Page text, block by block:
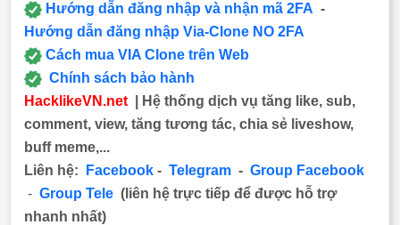
Hướng dẫn đăng nhập và nhận mã 2FA -
Hướng dẫn đăng nhập Via-Clone NO 2FA
Cách mua VIA Clone trên Web
Chính sách bảo hành
HacklikeVN.net | Hệ thống dịch vụ tăng like, sub,
comment, view, tăng tương tác, chia sẻ liveshow,
buff meme,...
Liên hệ:
Facebook - Telegram - Group Facebook
- Group Tele (liên hệ trực tiếp để được hỗ trợ
nhanh nhất)